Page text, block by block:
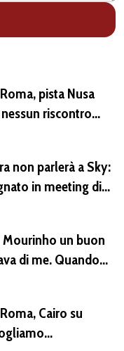
pista Nusa
riscontro
né dal Lipsia
non parlerà a Sky:
in meeting di
un buon
di me. Quando
dato la
il limite con gli
Cairo su